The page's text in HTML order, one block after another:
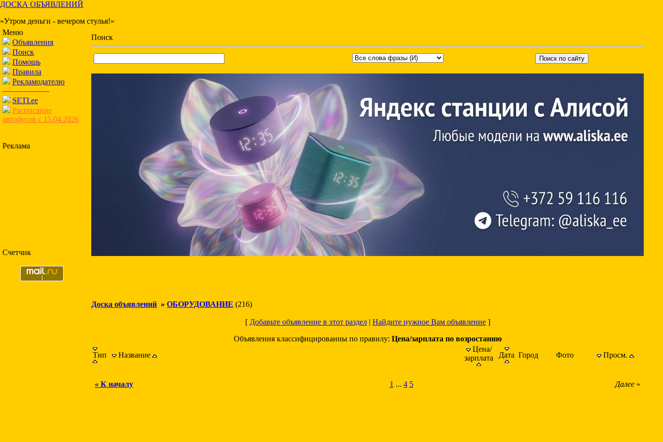
ДОСКА ОБЪЯВЛЕНИЙ
«Утром деньги - вечером стулья!»
Меню
Объявления
Поиск
Помощь
Правила
Рекламодателю
-------------------
SETI.ee
Расписание
автобусов с 15.04.2026
Реклама
Счетчик
Поиск
Доска объявлений » ОБОРУДОВАНИЕ (216)
[ Добавьте объявление в этот раздел| Найдите нужное Вам объявление]
Объявления классифицированны по правилу: Цена/зарплата по возростанию
Тип
Название
Цена/
зарплата
Дата Город Фото Просм.
« К началу 1 ... 4 5 Далее »